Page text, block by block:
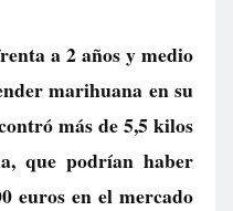
a 2 años y medio
marihuana en su
más de 5,5 kilos
que podrían haber
euros en el mercado